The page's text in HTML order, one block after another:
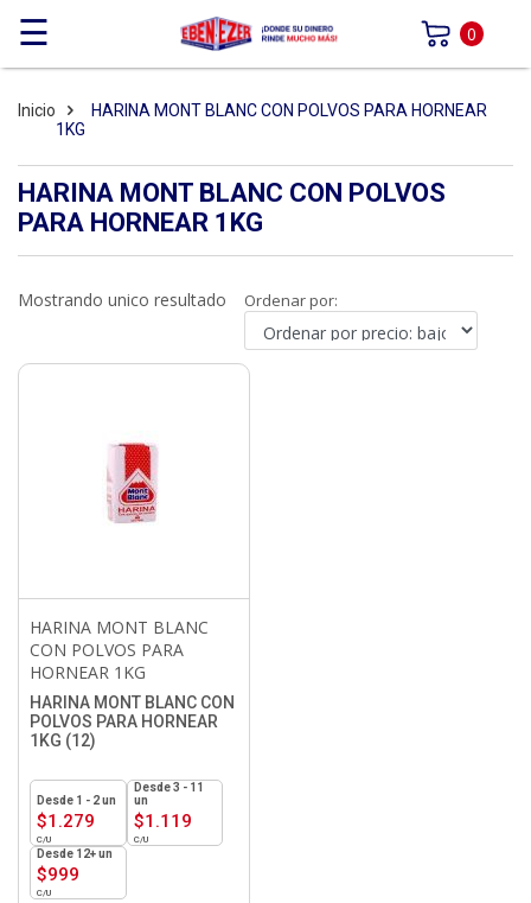
☰ 0
Inicio
HARINA MONT BLANC CON POLVOS PARA HORNEAR
1KG
HARINA MONT BLANC CON POLVOS
PARA HORNEAR 1KG
Mostrando unico resultado Ordenar por:
HARINA MONT BLANC
CON POLVOS PARA
HORNEAR 1KG
HARINA MONT BLANC CON
POLVOS PARA HORNEAR
1KG (12)
$1.279
1 - 2un
$1.119
3 - 11
un
$999
12+ un